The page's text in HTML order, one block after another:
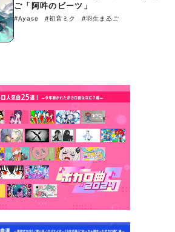
ご「阿吽のビーツ」
#Ayase #初音ミク #羽生まゐご